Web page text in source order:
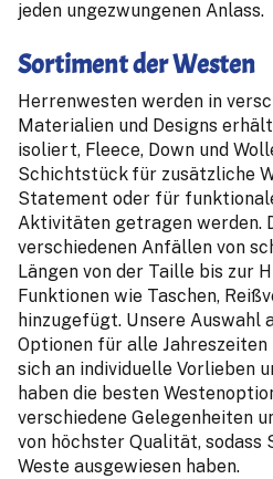
jeden ungezwungenen Anlass.
Sortiment der Westen
Herrenwesten werden in
Materialien und Designs
isoliert, Fleece, Down und
Schichtstück für zusätzliche
Statement oder für
Aktivitäten getragen werden.
verschiedenen Anfällen von
Längen von der Taille bis zur
Funktionen wie Taschen,
hinzugefügt. Unsere Auswahl
Optionen für alle
sich an individuelle Vorlieben
haben die besten
verschiedene Gelegenheiten
von höchster Qualität, sodass
Weste ausgewiesen haben.